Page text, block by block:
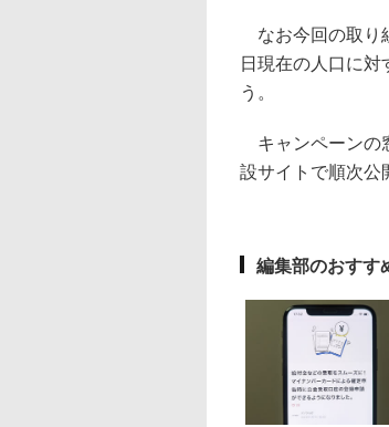
なお今回の取り
日現在の人口に
う。
キャンペーンの
設サイトで順次公
編集部のおすす